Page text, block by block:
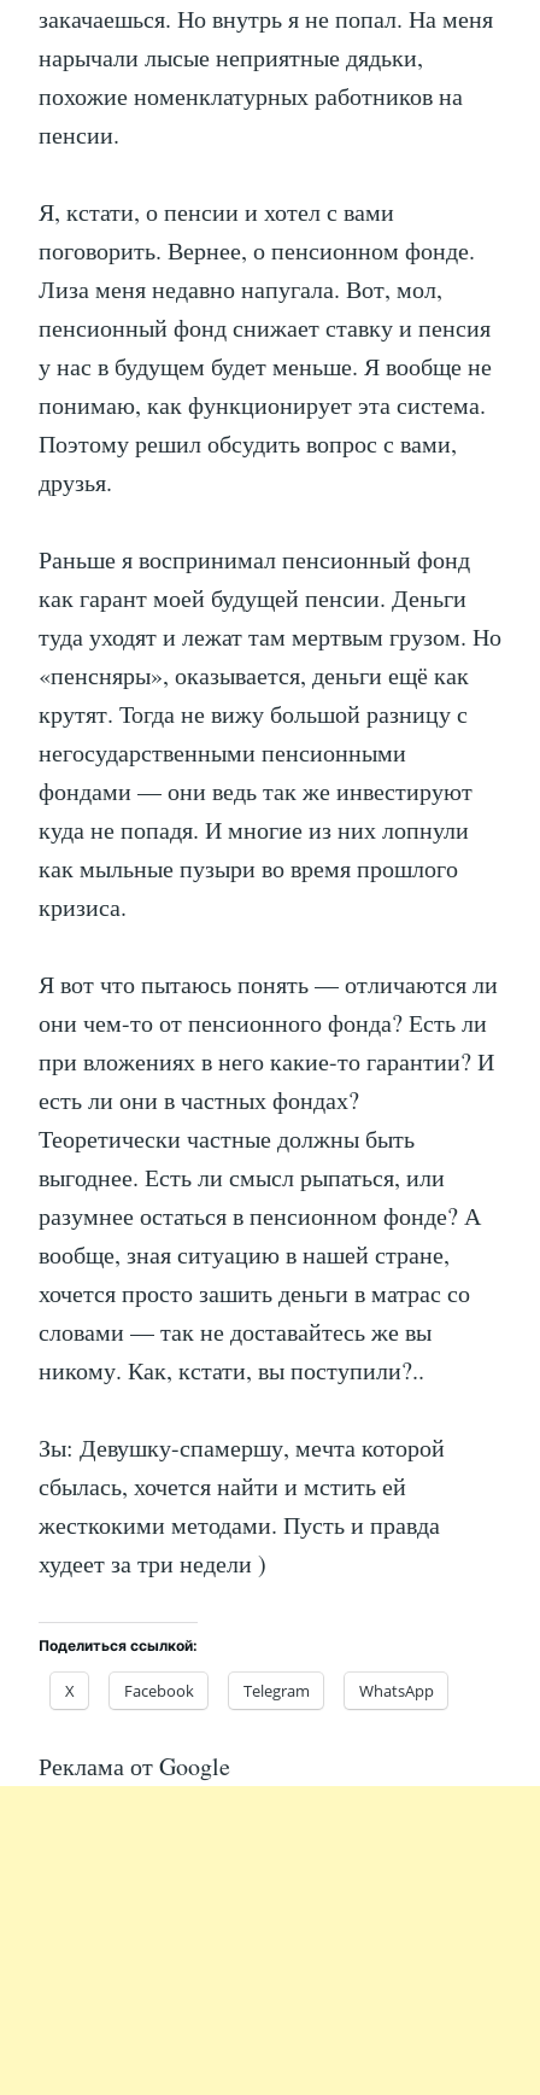
закачаешься. Но внутрь я не попал. На меня
нарычали лысые неприятные дядьки,
похожие номенклатурных работников на
пенсии.
Я, кстати, о пенсии и хотел с вами
поговорить. Вернее, о пенсионном фонде.
Лиза меня недавно напугала. Вот, мол,
пенсионный фонд снижает ставку и пенсия
у нас в будущем будет меньше. Я вообще не
понимаю, как функционирует эта система.
Поэтому решил обсудить вопрос с вами,
друзья.
Раньше я воспринимал пенсионный фонд
как гарант моей будущей пенсии. Деньги
туда уходят и лежат там мертвым грузом. Но
«пенсняры», оказывается, деньги ещё как
крутят. Тогда не вижу большой разницу с
негосударственными пенсионными
фондами — они ведь так же инвестируют
куда не попадя. И многие из них лопнули
как мыльные пузыри во время прошлого
кризиса.
Я вот что пытаюсь понять — отличаются ли
они чем-то от пенсионного фонда? Есть ли
при вложениях в него какие-то гарантии? И
есть ли они в частных фондах?
Теоретически частные должны быть
выгоднее. Есть ли смысл рыпаться, или
разумнее остаться в пенсионном фонде? А
вообще, зная ситуацию в нашей стране,
хочется просто зашить деньги в матрас со
словами — так не доставайтесь же вы
никому. Как, кстати, вы поступили?..
Зы: Девушку-спамершу, мечта которой
сбылась, хочется найти и мстить ей
жесткокими методами. Пусть и правда
худеет за три недели )
Поделиться ссылкой:
X Facebook Telegram WhatsApp
Реклама от Google